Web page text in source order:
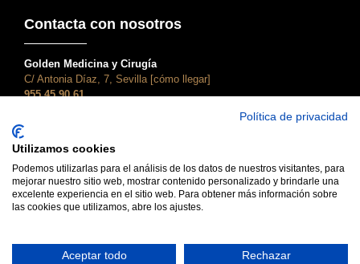
Contacta con nosotros
Golden Medicina y Cirugía
C/ Antonia Díaz, 7, Sevilla [cómo llegar]
955 45 90 61
C/ Adriano, 28, Sevilla [cómo llegar]
955 45 90 61
dental@clinicagolden.com
Política de privacidad
Utilizamos cookies
Podemos utilizarlas para el análisis de los datos de nuestros visitantes, para
mejorar nuestro sitio web, mostrar contenido personalizado y brindarle una
excelente experiencia en el sitio web. Para obtener más información sobre
las cookies que utilizamos, abre los ajustes.
Aceptar todo Rechazar